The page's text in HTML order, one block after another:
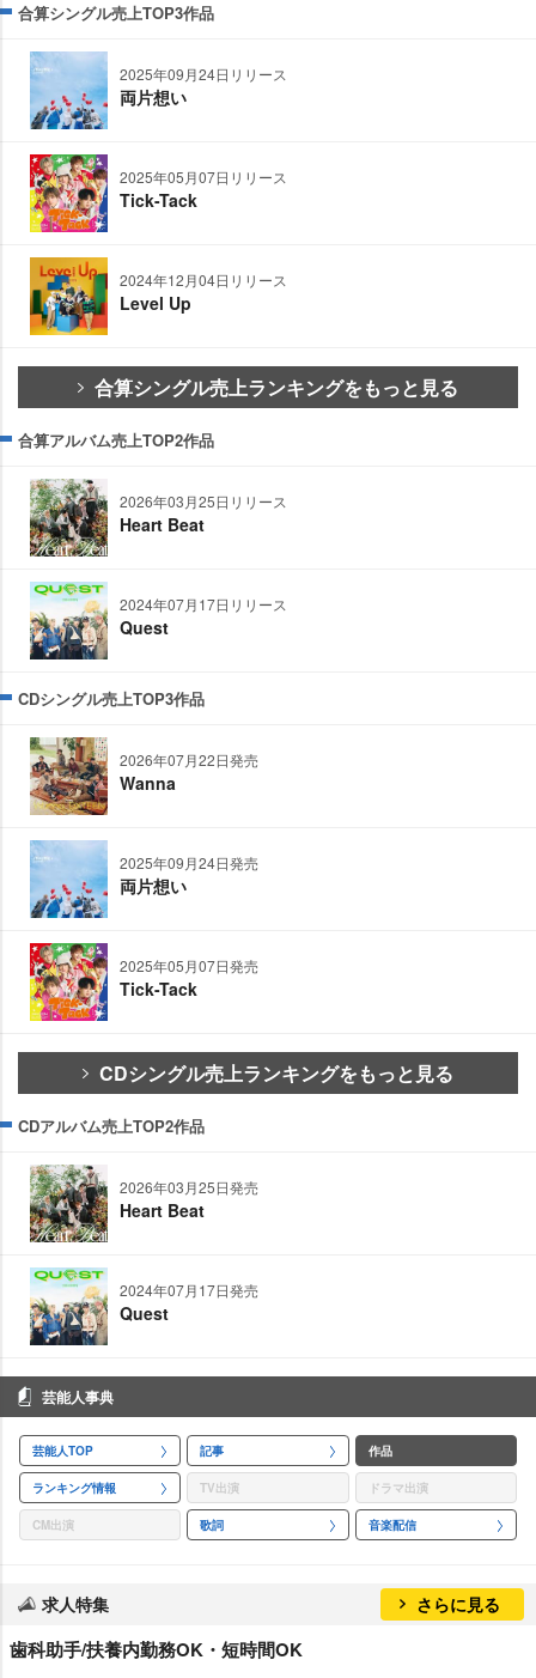
合算シングル売上TOP3作品
2025年09月24日リリース
両片想い
2025年05月07日リリース
Tick-Tack
2024年12月04日リリース
Level Up
合算シングル売上ランキングをもっと見る
合算アルバム売上TOP2作品
2026年03月25日リリース
Heart Beat
2024年07月17日リリース
Quest
CDシングル売上TOP3作品
2026年07月22日発売
Wanna
2025年09月24日発売
両片想い
2025年05月07日発売
Tick-Tack
CDシングル売上ランキングをもっと見る
CDアルバム売上TOP2作品
2026年03月25日発売
Heart Beat
2024年07月17日発売
Quest
芸能人事典
芸能人TOP 記事 作品
ランキング情報 TV出演 ドラマ出演
CM出演 歌詞 音楽配信
求人特集 さらに見る
歯科助手/扶養内勤務OK・短時間OK